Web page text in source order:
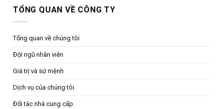
TỔNG QUAN VỀ CÔNG TY
Tổng quan về chúng tôi
Đội ngũ nhân viên
Giá trị và sứ mệnh
Dịch vụ của chúng tôi
Đối tác nhà cung cấp